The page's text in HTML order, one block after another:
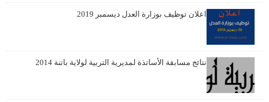
اعلان توظيف بوزارة العدل ديسمبر 2019
نتائج مسابقة الأساتذة لمديرية التربية لولاية باتنة 2014